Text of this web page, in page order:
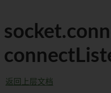
返回上层文档